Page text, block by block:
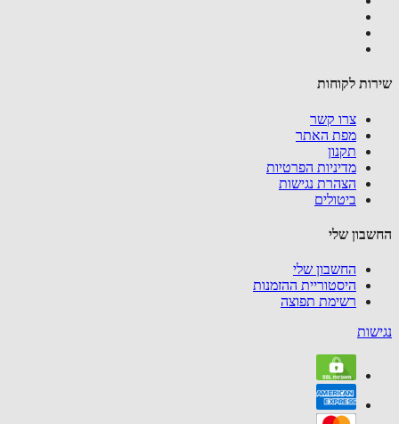
לקוחות
צרו קשר
מפת האתר
תקנון
מדיניות הפרטיות
הצהרת נגישות
ביטולים
שלי
החשבון שלי
היסטוריית ההזמנות
רשימת תפוצה